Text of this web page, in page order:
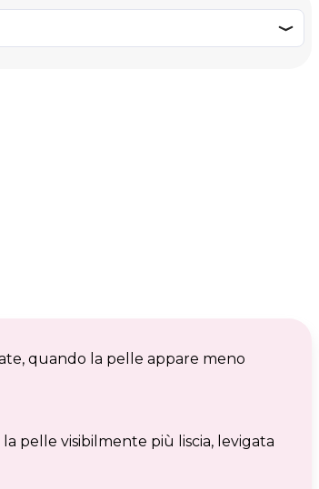
quando la pelle appare meno
pelle visibilmente più liscia, levigata